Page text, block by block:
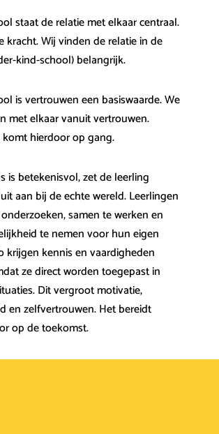
staat de relatie met elkaar centraal.
kracht. Wij vinden de relatie in de
kind-school) belangrijk.
is vertrouwen een basiswaarde. We
met elkaar vanuit vertrouwen.
hierdoor op gang.
is betekenisvol, zet de leerling
aan bij de echte wereld. Leerlingen
samen te werken en
te nemen voor hun eigen
krijgen kennis en vaardigheden
ze direct worden toegepast in
Dit vergroot motivatie,
en zelfvertrouwen. Het bereidt
op de toekomst.